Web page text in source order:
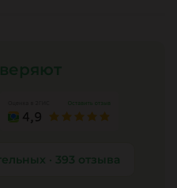
· 393 отзыва